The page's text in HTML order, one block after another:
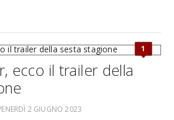
1
ecco il trailer della
2 GIUGNO 2023